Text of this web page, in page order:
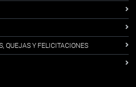
QUEJAS Y FELICITACIONES